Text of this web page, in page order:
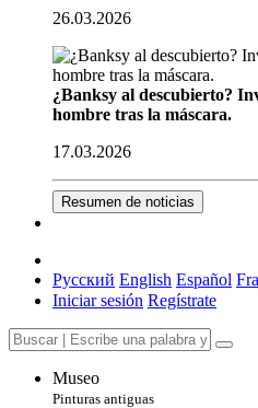
26.03.2026
¿Banksy al descubierto?
hombre tras la máscara.
17.03.2026
Resumen de noticias
Русский English Español
Iniciar sesión Regístrate
Museo
Pinturas antiguas